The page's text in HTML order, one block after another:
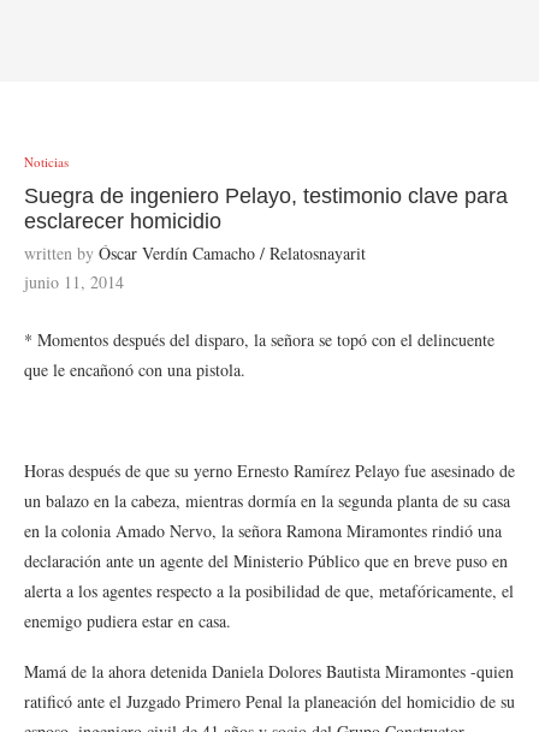
Noticias
Suegra de ingeniero Pelayo, testimonio clave para
esclarecer homicidio
written by Óscar Verdín Camacho / Relatosnayarit
junio 11, 2014
* Momentos después del disparo, la señora se topó con el delincuente
que le encañonó con una pistola.
Horas después de que su yerno Ernesto Ramírez Pelayo fue asesinado de
un balazo en la cabeza, mientras dormía en la segunda planta de su casa
en la colonia Amado Nervo, la señora Ramona Miramontes rindió una
declaración ante un agente del Ministerio Público que en breve puso en
alerta a los agentes respecto a la posibilidad de que, metafóricamente, el
enemigo pudiera estar en casa.
Mamá de la ahora detenida Daniela Dolores Bautista Miramontes -quien
ratificó ante el Juzgado Primero Penal la planeación del homicidio de su